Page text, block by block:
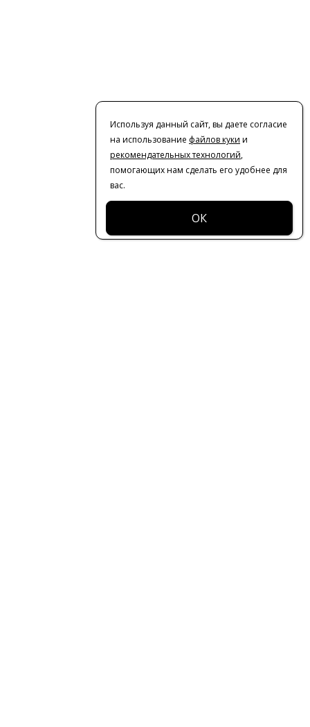
Используя данный сайт, вы даете согласие
на использование файлов куки и
рекомендательных технологий,
помогающих нам сделать его удобнее для
вас.